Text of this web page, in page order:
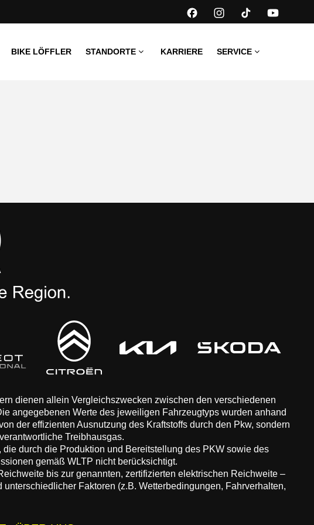
BIKE LÖFFLER STANDORTE KARRIERE SERVICE
dienen allein Vergleichszwecken zwischen den verschiedenen
angegebenen Werte des jeweiligen Fahrzeugtyps wurden anhand
der effizienten Ausnutzung des Kraftstoffs durch den Pkw, sondern
Treibhausgas.
die durch die Produktion und Bereitstellung des PKW sowie des
gemäß WLTP nicht berücksichtigt.
bis zur genannten, zertifizierten elektrischen Reichweite –
Faktoren (z.B. Wetterbedingungen, Fahrverhalten,